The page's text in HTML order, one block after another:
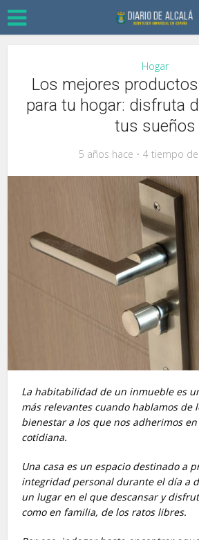
Hogar
Los mejores
para tu hogar: disfruta
tus sueños
5 años hace 4 tiempo
La habitabilidad de un inmueble es
más relevantes cuando hablamos de
bienestar a los que nos adherimos
cotidiana.
Una casa es un espacio destinado a
integridad personal durante el día a
un lugar en el que descansar y
como en familia, de los ratos libres.